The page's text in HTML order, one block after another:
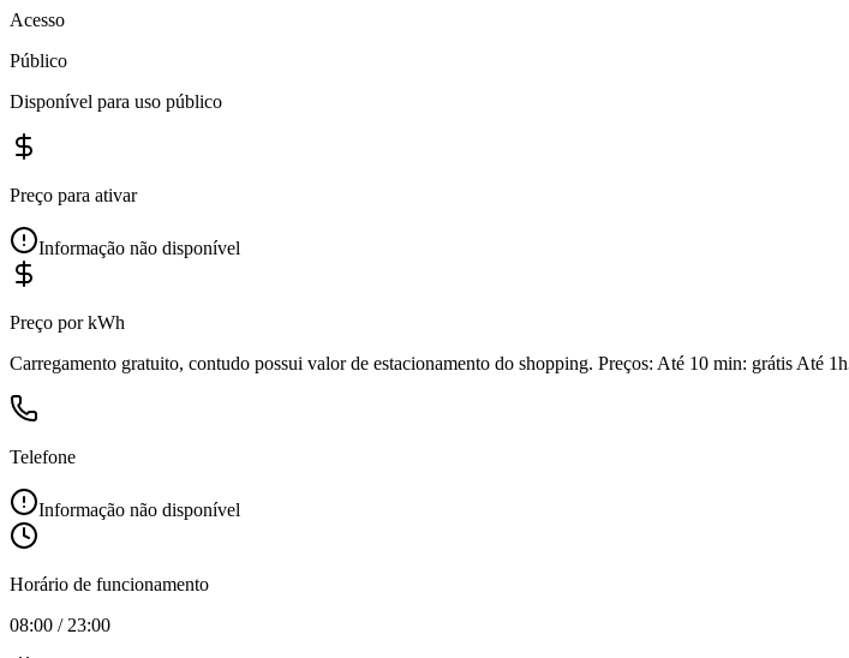
Acesso
Público
Disponível para uso público
Preço para ativar
Informação não disponível
Preço por kWh
Carregamento gratuito, contudo possui valor de estacionamento do shopping. Preços: Até 10 min: grátis Até
Telefone
Informação não disponível
Horário de funcionamento
08:00 / 23:00